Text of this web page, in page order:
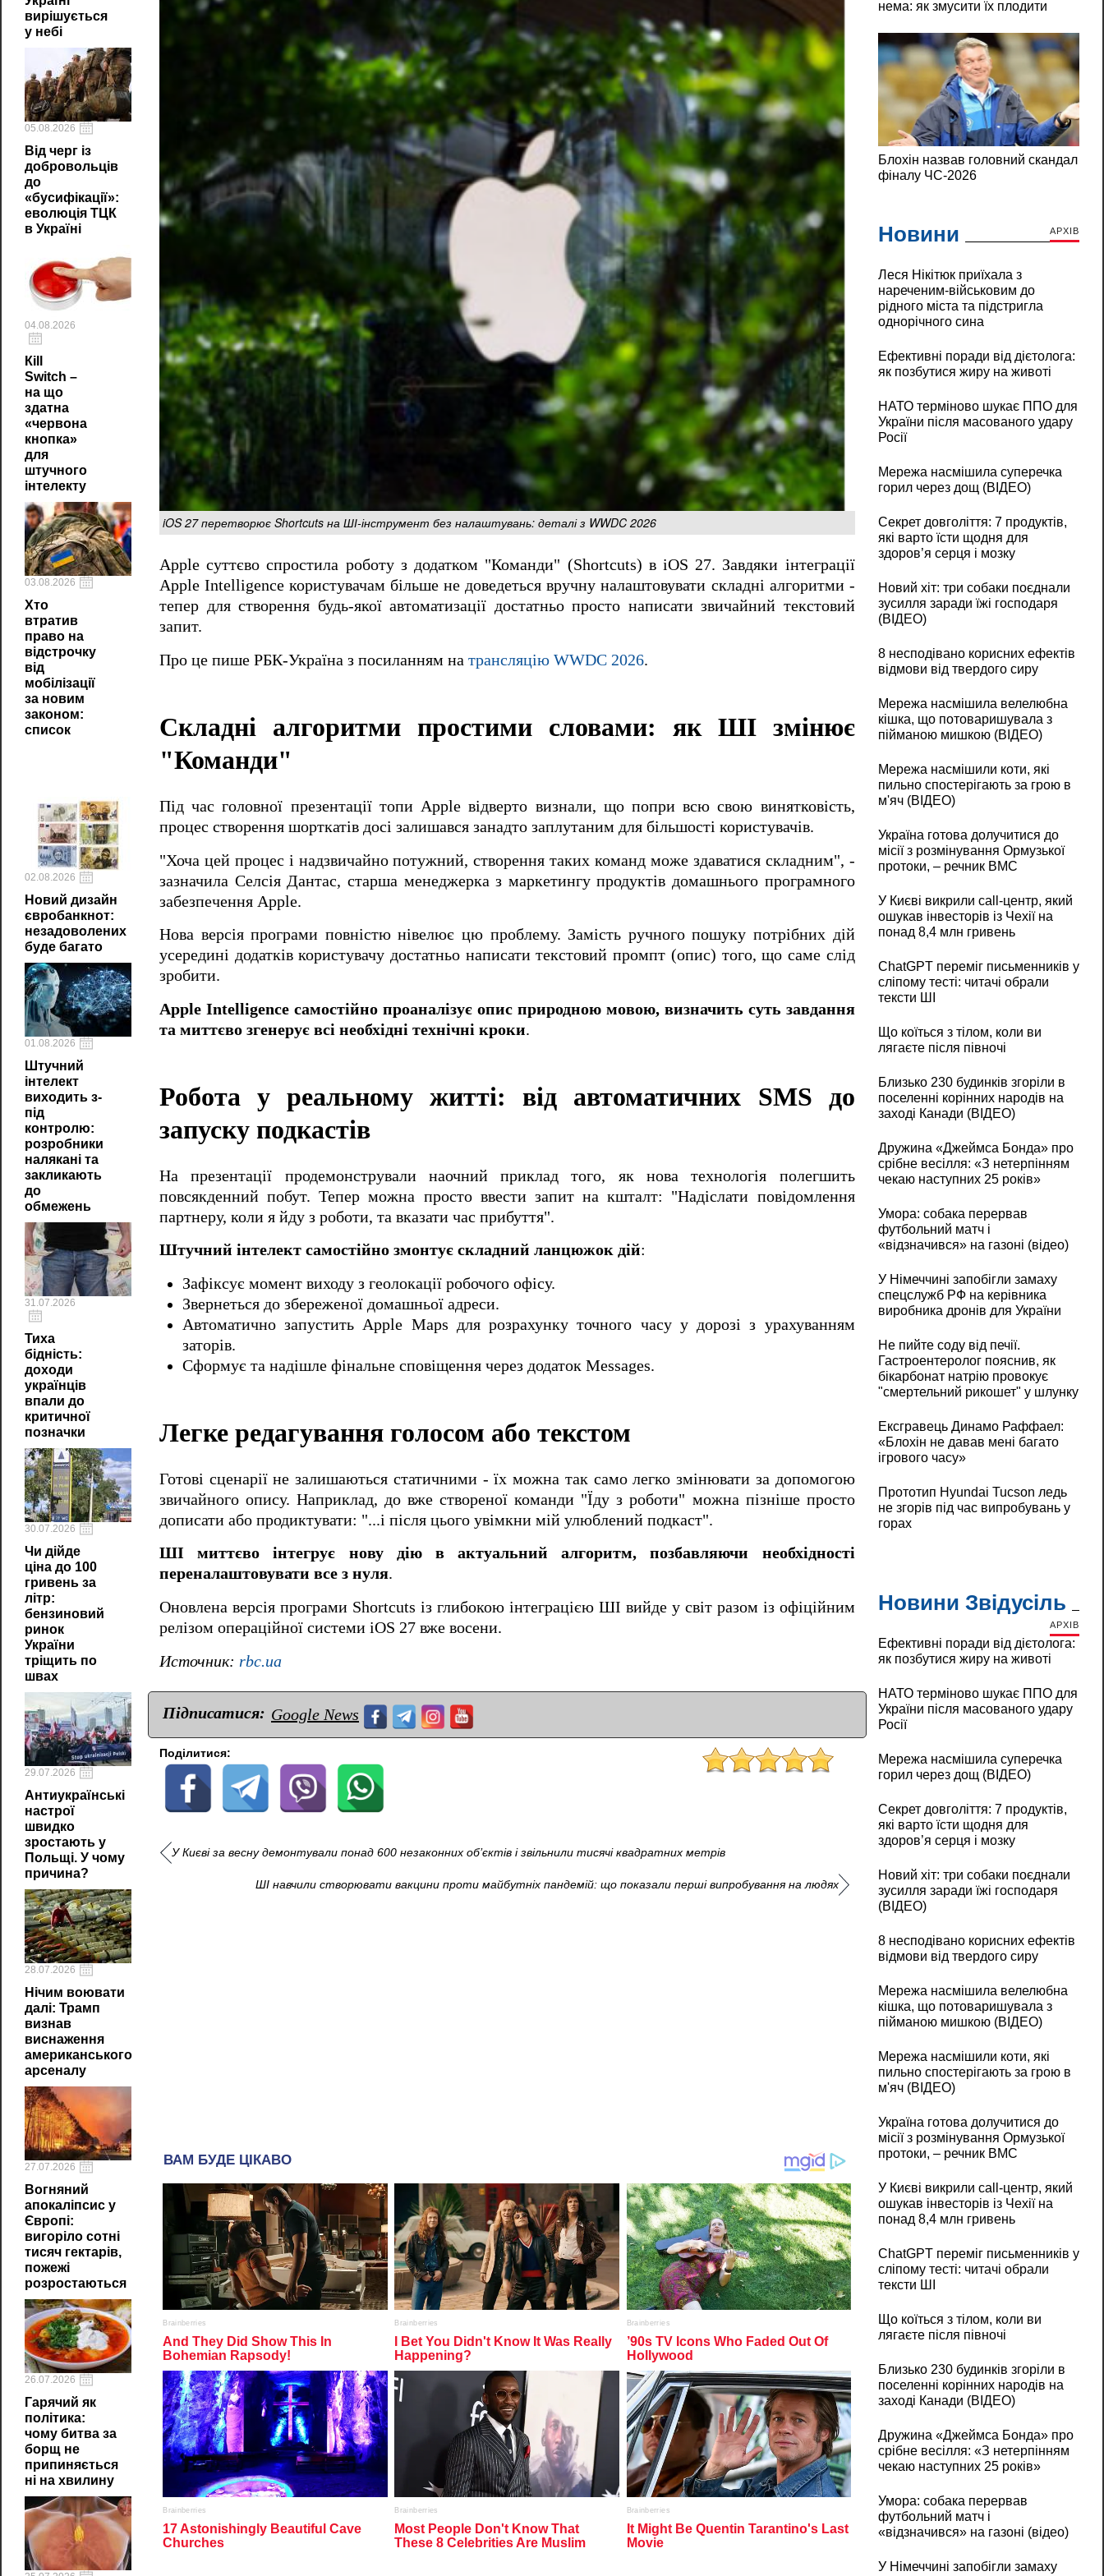
вирішується
у небі
05.08.2026
Від черг із
добровольців
до
«бусифікації»:
еволюція ТЦК
в Україні
04.08.2026
Кill
Switch –
на що
здатна
«червона
кнопка»
для
штучного
інтелекту
03.08.2026
Хто
втратив
право на
відстрочку
від
мобілізації
за новим
законом:
список
02.08.2026
Новий дизайн
євробанкнот:
незадоволених
буде багато
01.08.2026
Штучний
інтелект
виходить з-
під
контролю:
розробники
налякані та
закликають
до
обмежень
31.07.2026
Тиха
бідність:
доходи
українців
впали до
критичної
позначки
30.07.2026
Чи дійде
ціна до 100
гривень за
літр:
бензиновий
ринок
України
тріщить по
швах
29.07.2026
Антиукраїнські
настрої
швидко
зростають у
Польщі. У чому
причина?
28.07.2026
Нічим воювати
далі: Трамп
визнав
виснаження
американського
арсеналу
27.07.2026
Вогняний
апокаліпсис у
Європі:
вигоріло сотні
тисяч гектарів,
пожежі
розростаються
26.07.2026
Гарячий як
політика:
чому битва за
борщ не
припиняється
ні на хвилину
iOS 27 перетворює Shortcuts на ШІ-інструмент без налаштувань: деталі з WWDC 2026
Apple суттєво спростила роботу з додатком "Команди" (Shortcuts) в iOS 27. Завдяки інтеграції
Apple Intelligence користувачам більше не доведеться вручну налаштовувати складні алгоритми -
тепер для створення будь-якої автоматизації достатньо просто написати звичайний текстовий
запит.
Про це пише РБК-Україна з посиланням на трансляцію WWDC 2026.
Складні алгоритми простими словами: як ШІ змінює
"Команди"
Під час головної презентації топи Apple відверто визнали, що попри всю свою винятковість,
процес створення шорткатів досі залишався занадто заплутаним для більшості користувачів.
"Хоча цей процес і надзвичайно потужний, створення таких команд може здаватися складним", -
зазначила Селсія Дантас, старша менеджерка з маркетингу продуктів домашнього програмного
забезпечення Apple.
Нова версія програми повністю нівелює цю проблему. Замість ручного пошуку потрібних дій
усередині додатків користувачу достатньо написати текстовий промпт (опис) того, що саме слід
зробити.
Apple Intelligence самостійно проаналізує опис природною мовою, визначить суть завдання
та миттєво згенерує всі необхідні технічні кроки.
Робота у реальному житті: від автоматичних SMS до
запуску подкастів
На презентації продемонстрували наочний приклад того, як нова технологія полегшить
повсякденний побут. Тепер можна просто ввести запит на кшталт: "Надіслати повідомлення
партнеру, коли я йду з роботи, та вказати час прибуття".
Штучний інтелект самостійно змонтує складний ланцюжок дій:
Зафіксує момент виходу з геолокації робочого офісу.
Звернеться до збереженої домашньої адреси.
Автоматично запустить Apple Maps для розрахунку точного часу у дорозі з урахуванням
заторів.
Сформує та надішле фінальне сповіщення через додаток Messages.
Легке редагування голосом або текстом
Готові сценарії не залишаються статичними - їх можна так само легко змінювати за допомогою
звичайного опису. Наприклад, до вже створеної команди "Їду з роботи" можна пізніше просто
дописати або продиктувати: "...і після цього увімкни мій улюблений подкаст".
ШІ миттєво інтегрує нову дію в актуальний алгоритм, позбавляючи необхідності
переналаштовувати все з нуля.
Оновлена версія програми Shortcuts із глибокою інтеграцією ШІ вийде у світ разом із офіційним
релізом операційної системи iOS 27 вже восени.
Источник: rbc.ua
Підписатися: Google News
Поділитися:
У Києві за весну демонтували понад 600 незаконних об’єктів і звільнили тисячі квадратних метрів
ШІ навчили створювати вакцини проти майбутніх пандемій: що показали перші випробування на людях
Новини АРХІВ
Леся Нікітюк приїхала з
нареченим-військовим до
рідного міста та підстригла
однорічного сина
Ефективні поради від дієтолога:
як позбутися жиру на животі
НАТО терміново шукає ППО для
України після масованого удару
Росії
Мережа насмішила суперечка
горил через дощ (ВІДЕО)
Секрет довголіття: 7 продуктів,
які варто їсти щодня для
здоров’я серця і мозку
Новий хіт: три собаки поєднали
зусилля заради їжі господаря
(ВІДЕО)
8 несподівано корисних ефектів
відмови від твердого сиру
Мережа насмішила велелюбна
кішка, що потоваришувала з
пійманою мишкою (ВІДЕО)
Мережа насмішили коти, які
пильно спостерігають за грою в
м'яч (ВІДЕО)
Україна готова долучитися до
місії з розмінування Ормузької
протоки, – речник ВМС
У Києві викрили call-центр, який
ошукав інвесторів із Чехії на
понад 8,4 млн гривень
ChatGPT переміг письменників у
сліпому тесті: читачі обрали
тексти ШІ
Що коїться з тілом, коли ви
лягаєте після півночі
Близько 230 будинків згоріли в
поселенні корінних народів на
заході Канади (ВІДЕО)
Дружина «Джеймса Бонда» про
срібне весілля: «З нетерпінням
чекаю наступних 25 років»
Умора: собака перервав
футбольний матч і
«відзначився» на газоні (відео)
У Німеччині запобігли замаху
спецслужб РФ на керівника
виробника дронів для України
Не пийте соду від печії.
Гастроентеролог пояснив, як
бікарбонат натрію провокує
"смертельний рикошет" у шлунку
Ексгравець Динамо Раффаел:
«Блохін не давав мені багато
ігрового часу»
Прототип Hyundai Tucson ледь
не згорів під час випробувань у
горах
Новини Звідусіль
АРХІВ
Ефективні поради від дієтолога:
як позбутися жиру на животі
НАТО терміново шукає ППО для
України після масованого удару
Росії
Мережа насмішила суперечка
горил через дощ (ВІДЕО)
Секрет довголіття: 7 продуктів,
які варто їсти щодня для
здоров’я серця і мозку
Новий хіт: три собаки поєднали
зусилля заради їжі господаря
(ВІДЕО)
8 несподівано корисних ефектів
відмови від твердого сиру
Мережа насмішила велелюбна
кішка, що потоваришувала з
пійманою мишкою (ВІДЕО)
Мережа насмішили коти, які
пильно спостерігають за грою в
м'яч (ВІДЕО)
Україна готова долучитися до
місії з розмінування Ормузької
протоки, – речник ВМС
У Києві викрили call-центр, який
ошукав інвесторів із Чехії на
понад 8,4 млн гривень
ChatGPT переміг письменників у
сліпому тесті: читачі обрали
тексти ШІ
Що коїться з тілом, коли ви
лягаєте після півночі
Близько 230 будинків згоріли в
поселенні корінних народів на
заході Канади (ВІДЕО)
Дружина «Джеймса Бонда» про
срібне весілля: «З нетерпінням
чекаю наступних 25 років»
Умора: собака перервав
футбольний матч і
«відзначився» на газоні (відео)
У Німеччині запобігли замаху